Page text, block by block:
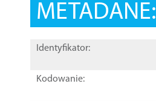
METADANE:
Identyfikator:
Kodowanie: